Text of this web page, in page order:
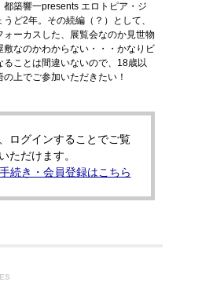
築響一presents エロトピア・ジ
ど2年。その続編（？）として、
ォーカスした、展覧会なのか見世物
敷なのかわからない・・・かなりビ
ることは間違いないので、18歳以
上でご参加いただきたい！
ログインすることでご覧
いただけます。
続き・会員登録はこちら